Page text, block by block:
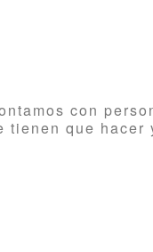
con
tienen que hacer